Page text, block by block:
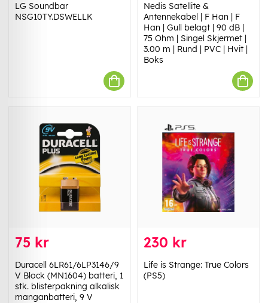
LG Soundbar
NSG10TY.DSWELLK
Nedis Satellite &
Antennekabel | F Han | F
Han | Gull belagt | 90 dB |
75 Ohm | Singel Skjermet |
3.00 m | Rund | PVC | Hvit |
Boks
75 kr
Duracell 6LR61/6LP3146/9
V Block (MN1604) batteri, 1
stk. blisterpakning alkalisk
manganbatteri, 9 V
230 kr
Life is Strange: True Colors
(PS5)